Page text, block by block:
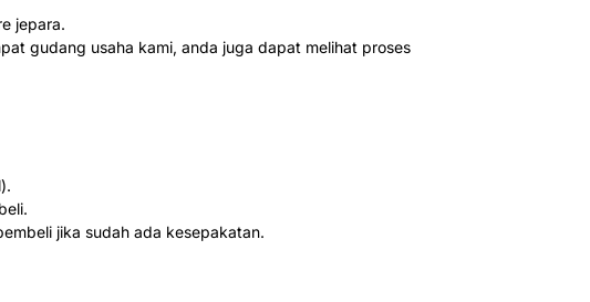
jepara.
gudang usaha kami, anda juga dapat melihat proses
jika sudah ada kesepakatan.